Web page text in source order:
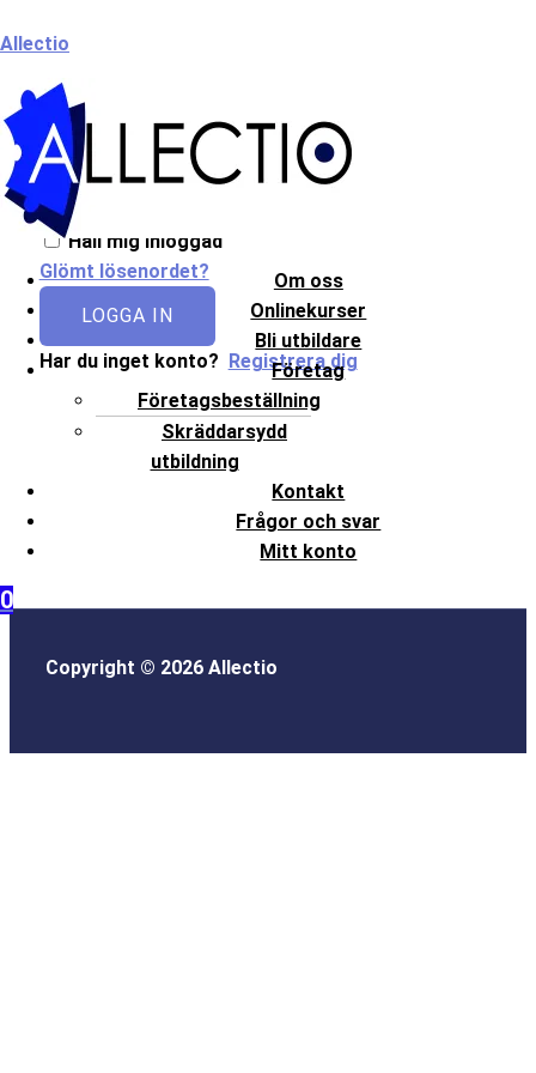
till
Allectio
Om oss
Onlinekurser
Bli utbildare
Företag
Företagsbeställning
Skräddarsydd
utbildning
Kontakt
Frågor och svar
Mitt konto
0
Välkommen till Allectio!
Håll mig inloggad
Glömt lösenordet?
LOGGA IN
Har du inget konto? Registrera dig
Copyright © 2026 Allectio